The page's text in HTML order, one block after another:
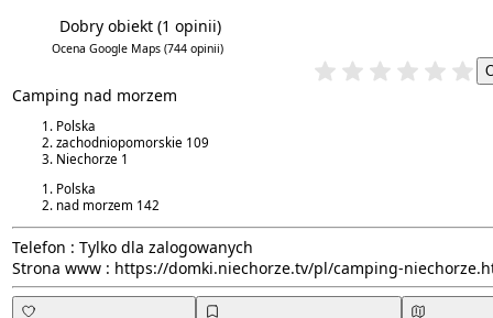
Dobry obiekt (1 opinii)
Ocena Google Maps(744 opinii)
Camping nad morzem
Polska
zachodniopomorskie 109
Niechorze 1
Polska
nad morzem 142
Telefon : Tylko dla zalogowanych
Strona www : https://domki.niechorze.tv/pl/camping-